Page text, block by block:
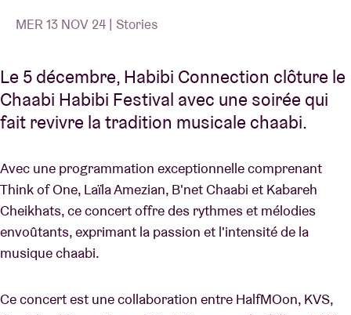
À propos de l'AB
Contact
MER 13 NOV 24 | Stories
Le 5 décembre, Habibi Connection clôture le
Chaabi Habibi Festival avec une soirée qui
fait revivre la tradition musicale chaabi.
Avec une programmation exceptionnelle comprenant
Think of One, Laïla Amezian, B'net Chaabi et Kabareh
Cheikhats, ce concert offre des rythmes et mélodies
envoûtants, exprimant la passion et l'intensité de la
musique chaabi.
Ce concert est une collaboration entre HalfMOon, KVS,